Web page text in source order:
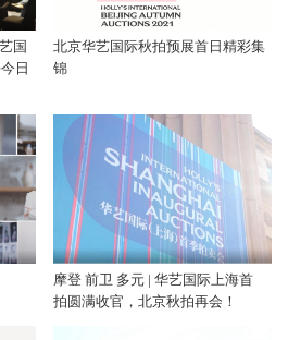
国
日
北京华艺国际秋拍预展首日精彩集
锦
摩登 前卫 多元 | 华艺国际上海首
拍圆满收官，北京秋拍再会！